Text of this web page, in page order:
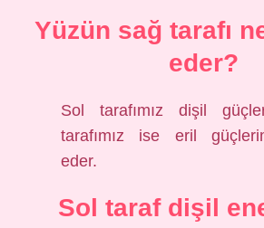
Yüzün sağ tarafı
eder?
Sol tarafımız dişil
tarafımız ise eril
eder.
Sol taraf dişil